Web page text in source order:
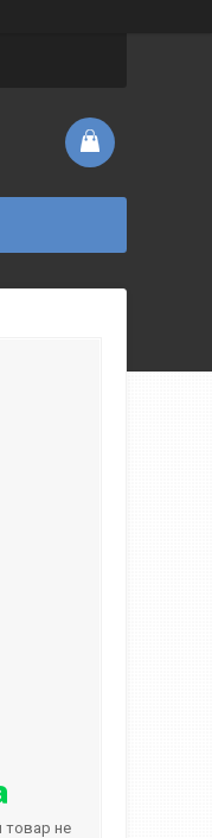
товар не